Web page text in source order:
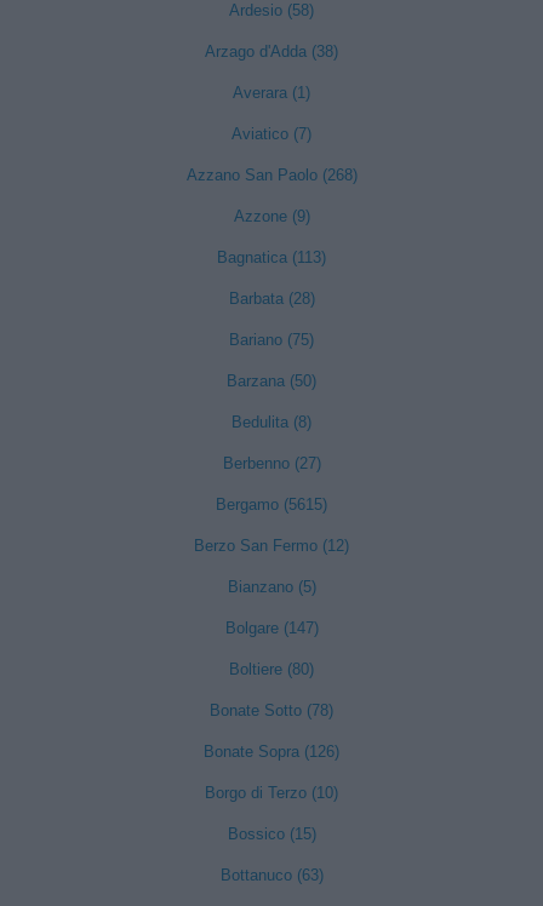
Ardesio (58)
Arzago d'Adda (38)
Averara (1)
Aviatico (7)
Azzano San Paolo (268)
Azzone (9)
Bagnatica (113)
Barbata (28)
Bariano (75)
Barzana (50)
Bedulita (8)
Berbenno (27)
Bergamo (5615)
Berzo San Fermo (12)
Bianzano (5)
Bolgare (147)
Boltiere (80)
Bonate Sotto (78)
Bonate Sopra (126)
Borgo di Terzo (10)
Bossico (15)
Bottanuco (63)